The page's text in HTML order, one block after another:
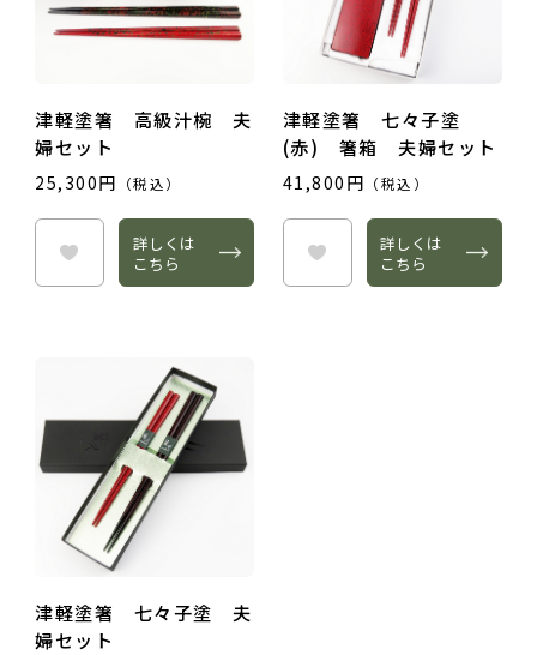
タイトル
津軽塗箸 高級汁椀 夫
婦セット
25,300円 （税込）
詳しくは
こちら
津軽塗箸 七々子塗
(赤) 箸箱 夫婦セット
41,800円 （税込）
詳しくは
こちら
津軽塗箸 七々子塗 夫
婦セット